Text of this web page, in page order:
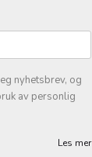
nyhetsbrev, og
av personlig
Les mer